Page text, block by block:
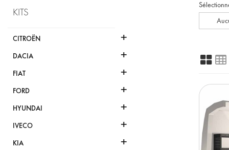
KITS
CITROËN +
DACIA +
FIAT +
FORD +
HYUNDAI +
IVECO +
KIA +